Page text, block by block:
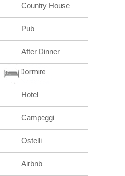
Country House
Pub
After Dinner
Dormire
Hotel
Campeggi
Ostelli
Airbnb